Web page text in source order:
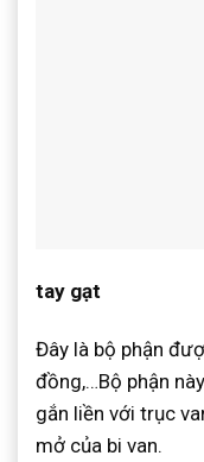
tay gạt
Đây là bộ phận
đồng,…Bộ phận
gắn liền với trục
mở của bi van.